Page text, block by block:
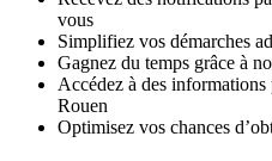
vous
Simplifiez vos démarches
Gagnez du temps grâce à
Accédez à des
Rouen
Optimisez vos chances